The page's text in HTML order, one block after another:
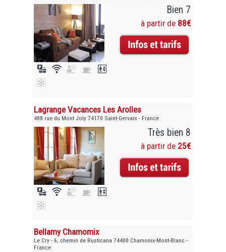
Bien 7
à partir de 88€
Lagrange Vacances Les Arolles
488 rue du Mont Joly 74170 Saint-Gervais - France
Très bien 8
à partir de 25€
Bellamy Chamomix
Le Cry - 6, chemin de Rusticana 74400 Chamonix-Mont-Blanc -
France